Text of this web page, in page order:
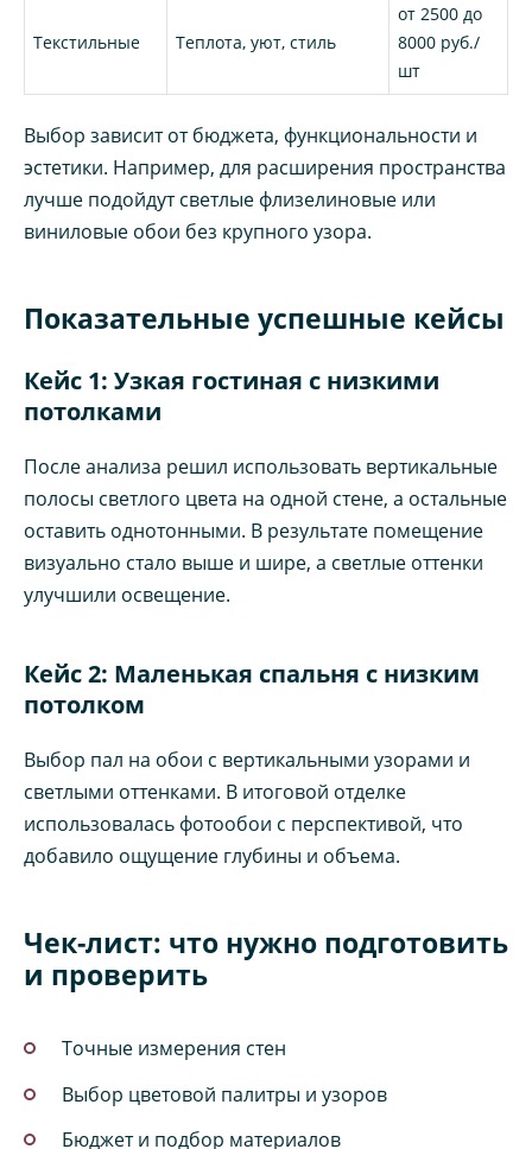
Текстильные Теплота, уют, стиль
от 2500 до
8000 руб./
шт
Выбор зависит от бюджета, функциональности и
эстетики. Например, для расширения пространства
лучше подойдут светлые флизелиновые или
виниловые обои без крупного узора.
Показательные успешные кейсы
Кейс 1: Узкая гостиная с низкими
потолками
После анализа решил использовать вертикальные
полосы светлого цвета на одной стене, а остальные
оставить однотонными. В результате помещение
визуально стало выше и шире, а светлые оттенки
улучшили освещение.
Кейс 2: Маленькая спальня с низким
потолком
Выбор пал на обои с вертикальными узорами и
светлыми оттенками. В итоговой отделке
использовалась фотообои с перспективой, что
добавило ощущение глубины и объема.
Чек-лист: что нужно подготовить
и проверить
Точные измерения стен
Выбор цветовой палитры и узоров
Бюджет и подбор материалов